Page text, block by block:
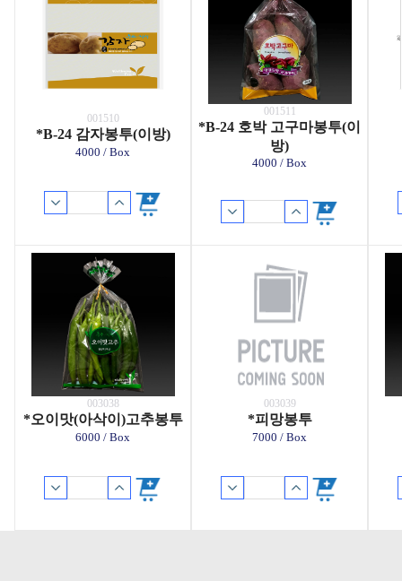
001510
*B-24 감자봉투(이방)
4000 / Box
001511
*B-24 호박 고구마봉투(이
방)
4000 / Box
003038
*오이맛(아삭이)고추봉투
6000 / Box
003039
*피망봉투
7000 / Box